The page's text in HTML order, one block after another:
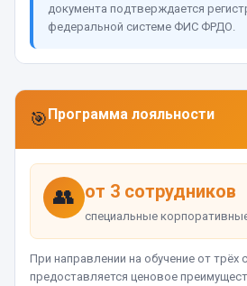
документа подтверждается
федеральной системе ФИС ФРДО.
🎯Программа лояльности
👥 от 3 сотрудников
специальные
При направлении на обучение от трёх
предоставляется ценовое